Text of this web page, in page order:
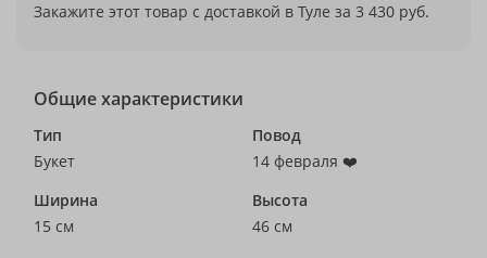
Закажите этот товар с доставкой в Туле за 3 430 руб.
Общие характеристики
Тип
Букет
Повод
14 февраля ❤️
Ширина
15 см
Высота
46 см